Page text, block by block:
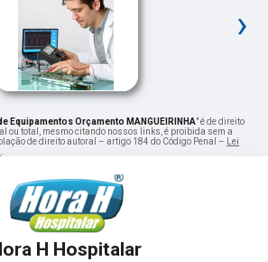
›
Equipamentos Orçamento MANGUEIRINHA" é de direito
ou total, mesmo citando nossos links, é proibida sem a
de direito autoral – artigo 184 do Código Penal – Lei
.
H Hospitalar